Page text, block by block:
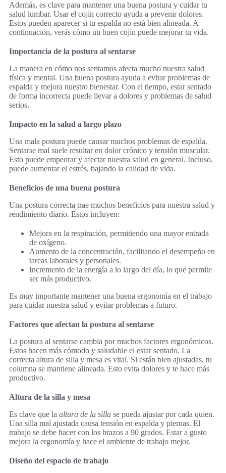
Además, es clave para mantener una buena postura y cuidar tu
salud lumbar. Usar el cojín correcto ayuda a prevenir dolores.
Estos pueden aparecer si tu espalda no está bien alineada. A
continuación, verás cómo un buen cojín puede mejorar tu vida.
Importancia de la postura al sentarse
La manera en cómo nos sentamos afecta mucho nuestra salud
física y mental. Una buena postura ayuda a evitar problemas de
espalda y mejora nuestro bienestar. Con el tiempo, estar sentado
de forma incorrecta puede llevar a dolores y problemas de salud
serios.
Impacto en la salud a largo plazo
Una mala postura puede causar muchos problemas de espalda.
Sentarse mal suele resultar en dolor crónico y tensión muscular.
Esto puede empeorar y afectar nuestra salud en general. Incluso,
puede aumentar el estrés, bajando la calidad de vida.
Beneficios de una buena postura
Una postura correcta trae muchos beneficios para nuestra salud y
rendimiento diario. Estos incluyen:
Mejora en la respiración, permitiendo una mayor entrada
de oxígeno.
Aumento de la concentración, facilitando el desempeño en
tareas laborales y personales.
Incremento de la energía a lo largo del día, lo que permite
ser más productivo.
Es muy importante mantener una buena ergonomía en el trabajo
para cuidar nuestra salud y evitar problemas a futuro.
Factores que afectan la postura al sentarse
La postura al sentarse cambia por muchos factores ergonómicos.
Estos hacen más cómodo y saludable el estar sentado. La
correcta altura de silla y mesa es vital. Si están bien ajustadas, tu
columna se mantiene alineada. Esto evita dolores y te hace más
productivo.
Altura de la silla y mesa
Es clave que la altura de la silla se pueda ajustar por cada quien.
Una silla mal ajustada causa tensión en espalda y piernas. El
trabajo se debe hacer con los brazos a 90 grados. Estar a gusto
mejora la ergonomía y hace el ambiente de trabajo mejor.
Diseño del espacio de trabajo